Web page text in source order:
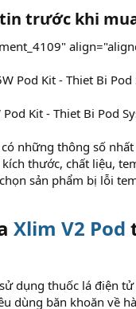
trước khi
Pod Kit - Thiet Bi Pod
những thông số
thước, chất liệu,
sản phẩm bị lỗi
Xlim V2 Pod
dụng thuốc lá điện
dùng băn khoăn về